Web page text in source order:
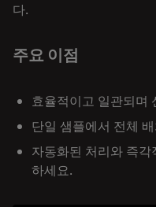
다.
주요 이점
효율적이고 일관되며
단일 샘플에서 전체
자동화된 처리와 즉
하세요.